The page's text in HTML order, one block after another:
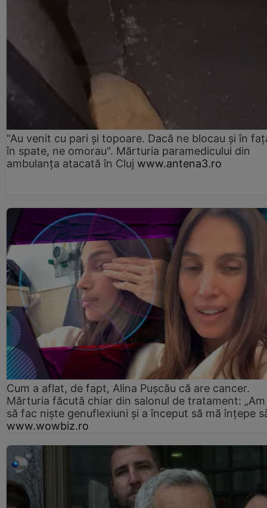
"Au venit cu pari și topoare. Dacă ne blocau şi în
în spate, ne omorau". Mărturia paramedicului din
ambulanţa atacată în Cluj www.antena3.ro
Cum a aflat, de fapt, Alina Pușcău că are cancer.
Mărturia făcută chiar din salonul de tratament:
să fac niște genuflexiuni și a început să mă înțepe
www.wowbiz.ro